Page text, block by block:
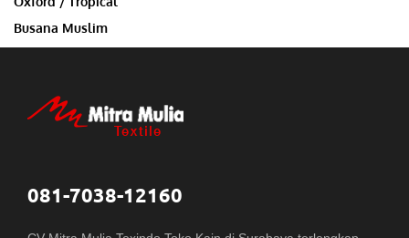
Busana Muslim
081-7038-12160